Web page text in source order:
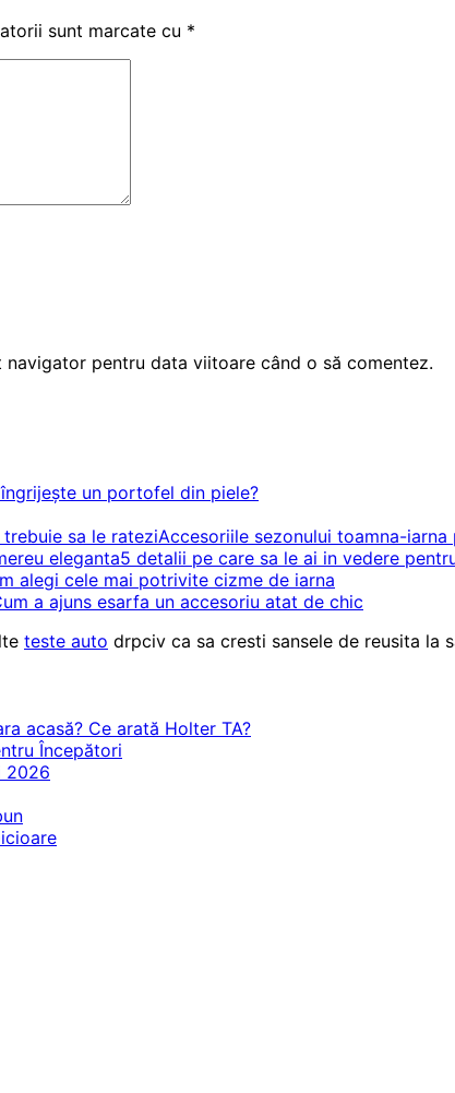
sunt marcate cu *
pentru data viitoare când o să comentez.
un portofel din piele?
Accesoriile sezonului toamna-
5 detalii pe care sa le ai in vedere
alegi cele mai potrivite cizme de iarna
a ajuns esarfa un accesoriu atat de chic
teste auto drpciv ca sa cresti sansele de reusita la
acasă? Ce arată Holter TA?
Începători
2026